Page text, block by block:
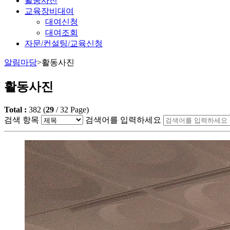
교육장비대여
대여신청
대여조회
자문/컨설팅/교육신청
알림마당>활동사진
활동사진
Total : 382 (29 /32 Page)
검색 항목
검색어를 입력하세요